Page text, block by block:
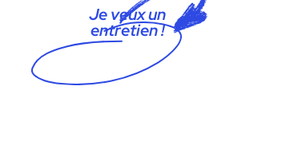
Je veux un
entretien !